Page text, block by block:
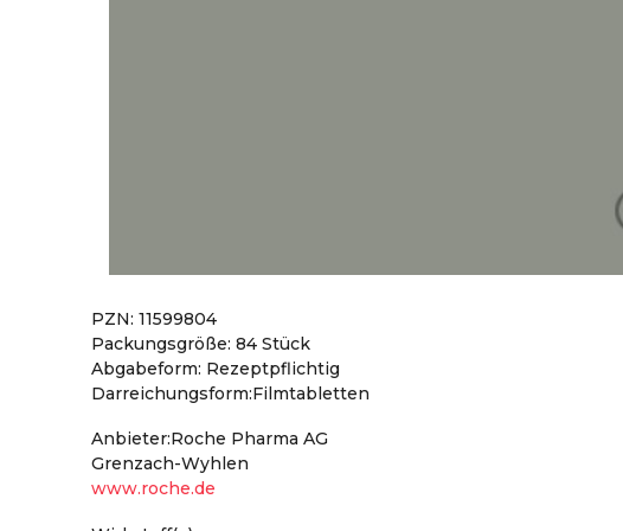
PZN: 11599804
Packungsgröße: 84 Stück
Abgabeform: Rezeptpflichtig
Darreichungsform:Filmtabletten
Anbieter:Roche Pharma AG
Grenzach-Wyhlen
www.roche.de